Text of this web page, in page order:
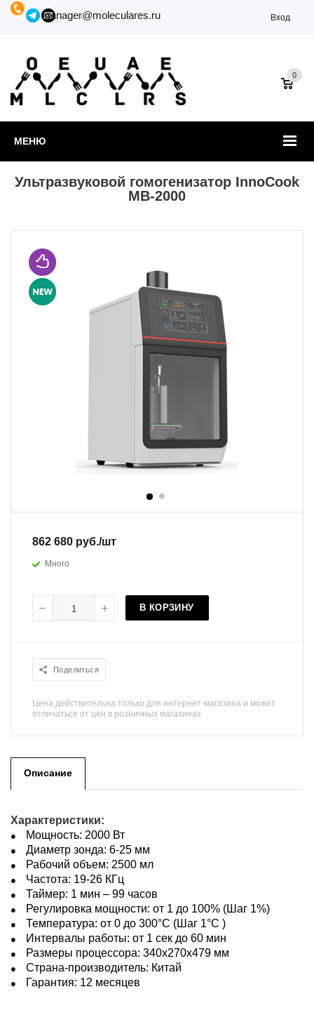
manager@moleculares.ru Вход
МЕНЮ
0
Ультразвуковой гомогенизатор InnoCook
MB-2000
862 680 руб./шт
Много
В КОРЗИНУ
Поделиться
Цена действительна только для интернет-магазина и может
отличаться от цен в розничных магазинах
Описание
Характеристики:
Мощность: 2000 Вт
Диаметр зонда: 6-25 мм
Рабочий объем: 2500 мл
Частота: 19-26 КГц
Таймер: 1 мин – 99 часов
Регулировка мощности: от 1 до 100% (Шаг 1%)
Температура: от 0 до 300°С (Шаг 1°С )
Интервалы работы: от 1 сек до 60 мин
Размеры процессора: 340x270x479 мм
Страна-производитель: Китай
Гарантия: 12 месяцев